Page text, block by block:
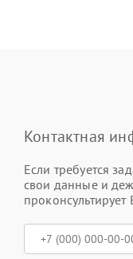
Контактная
Если требуется
свои данные и
проконсультирует